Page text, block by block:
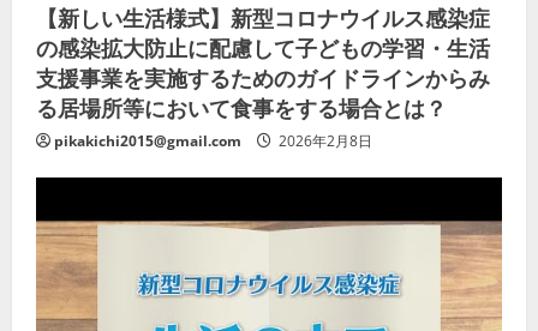
【新しい生活様式】新型コロナウイルス感染症
の感染拡大防止に配慮して子どもの学習・生活
支援事業を実施するためのガイドラインからみ
る居場所等において食事をする場合とは？
pikakichi2015@gmail.com 2026年2月8日